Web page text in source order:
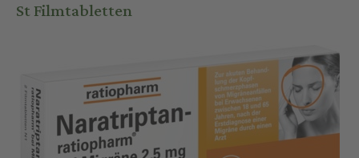
St Filmtabletten